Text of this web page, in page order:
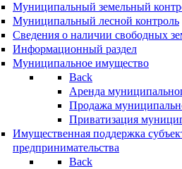
Муниципальный земельный
Муниципальный лесной контроль
Сведения о наличии свободных
Информационный раздел
Муниципальное имущество
Back
Аренда
Продажа
Приватизация
Имущественная поддержка
предпринимательства
Back